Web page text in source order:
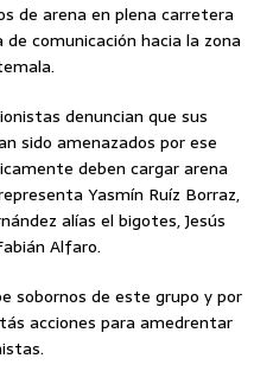
de arena en plena carretera
comunicación hacia la zona
denuncian que sus
sido amenazados por ese
deben cargar arena
Yasmín Ruíz Borraz,
alías el bigotes, Jesús
Alfaro.
sobornos de este grupo y por
acciones para amedrentar